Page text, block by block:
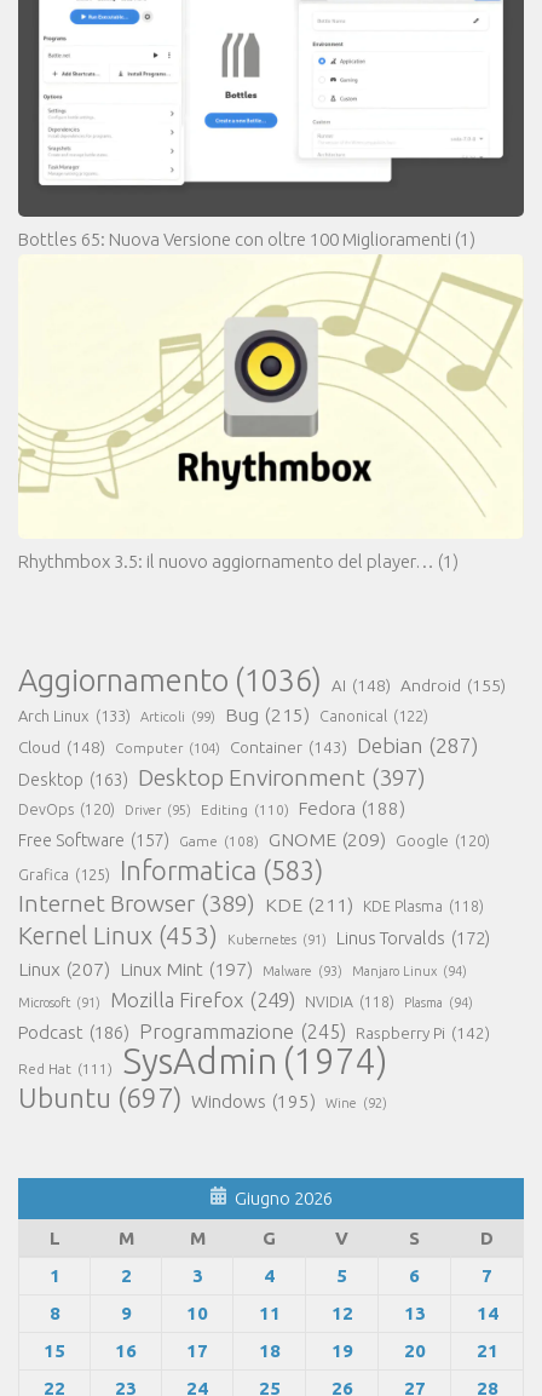
Bottles 65: Nuova Versione con oltre 100 Miglioramenti (1)
Rhythmbox 3.5: il nuovo aggiornamento del player… (1)
Aggiornamento (1036) AI (148) Android (155)
Arch Linux (133) Articoli (99) Bug (215) Canonical (122)
Cloud (148) Computer (104) Container (143) Debian (287)
Desktop (163) Desktop Environment (397)
DevOps (120) Driver (95) Editing (110) Fedora (188)
Free Software (157) Game (108) GNOME (209) Google (120)
Grafica (125) Informatica (583)
Internet Browser (389) KDE (211) KDE Plasma (118)
Kernel Linux (453) Kubernetes (91) Linus Torvalds (172)
Linux (207) Linux Mint (197) Malware (93) Manjaro Linux (94)
Microsoft (91) Mozilla Firefox (249) NVIDIA (118) Plasma (94)
Podcast (186) Programmazione (245) Raspberry Pi (142)
Red Hat (111) SysAdmin (1974)
Ubuntu (697) Windows (195) Wine (92)
Giugno 2026
L
M M G V S
D
1
2 3 4 5 6
7
8
9 10 11 12 13
14
15
16 17 18 19 20
21
22
23 24 25 26 27 28